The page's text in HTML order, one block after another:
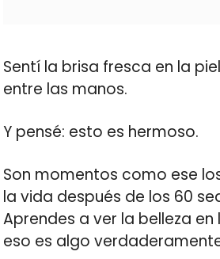
Sentí la brisa fresca en la
entre las manos.
Y pensé: esto es hermoso.
Son momentos como ese
la vida después de los 60
Aprendes a ver la belleza
eso es algo